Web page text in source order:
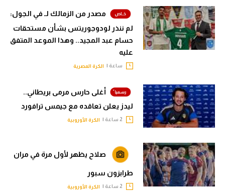
مصدر من الزمالك لـ في الجول:
لم ننذر لودوجوريتس بشأن مستحقات
حسام عبد المجيد.. وهذا الموعد المتفق
عليه
ساعة | الكرة المصرية
أغلى حارس مرمى بريطاني..
ليدز يعلن تعاقده مع جيمس ترافورد
الكرة الأوروبية
صلاح يظهر لأول مرة في مران
طرابزون سبور
الكرة الأوروبية